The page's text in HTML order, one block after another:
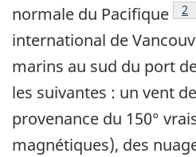
normale du Pacifique
2
international de
marins au sud du port
les suivantes : un vent
provenance du 150°
magnétiques), des